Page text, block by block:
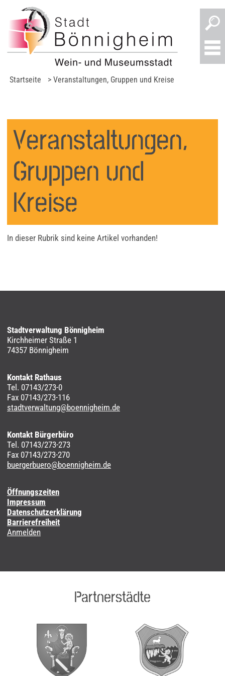
Startseite > Veranstaltungen, Gruppen und Kreise
Veranstaltungen,
Gruppen und
Kreise
In dieser Rubrik sind keine Artikel vorhanden!
Stadtverwaltung Bönnigheim
Kirchheimer Straße 1
74357 Bönnigheim
Kontakt Rathaus
Tel. 07143/273-0
Fax 07143/273-116
stadtverwaltung@boennigheim.de
Kontakt Bürgerbüro
Tel. 07143/273-273
Fax 07143/273-270
buergerbuero@boennigheim.de
Öffnungszeiten
Impressum
Datenschutzerklärung
Barrierefreiheit
Anmelden
Partnerstädte